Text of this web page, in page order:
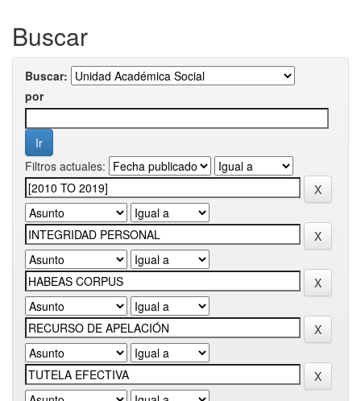
Buscar
Buscar:
por
Filtros actuales: